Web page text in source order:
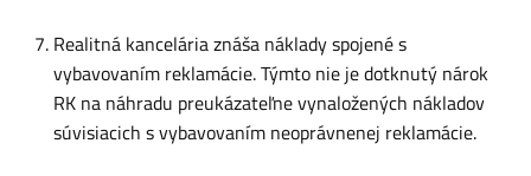
Realitná kancelária znáša náklady spojené s
vybavovaním reklamácie. Týmto nie je dotknutý nárok
RK na náhradu preukázateľne vynaložených nákladov
súvisiacich s vybavovaním neoprávnenej reklamácie.